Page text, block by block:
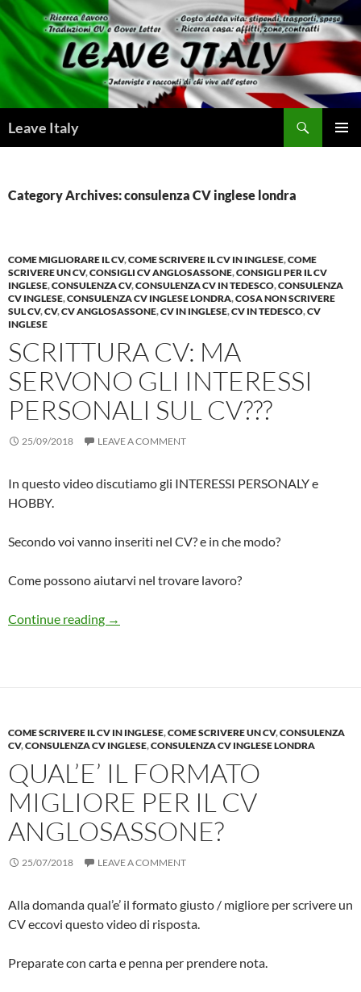
Skip
to
content
Leave Italy
Category Archives: consulenza CV inglese londra
COME MIGLIORARE IL CV,COME SCRIVERE IL CV IN INGLESE,COME
SCRIVERE UN CV,CONSIGLI CV ANGLOSASSONE,CONSIGLI PER IL CV
INGLESE,CONSULENZA CV,CONSULENZA CV IN TEDESCO,CONSULENZA
CV INGLESE,CONSULENZA CV INGLESE LONDRA,COSA NON SCRIVERE
SUL CV,CV,CV ANGLOSASSONE,CV IN INGLESE,CV IN TEDESCO,CV
INGLESE
SCRITTURA CV: MA
SERVONO GLI INTERESSI
PERSONALI SUL CV???
25/09/2018 LEAVE A COMMENT
In questo video discutiamo gli INTERESSI PERSONALY e
HOBBY.
Secondo voi vanno inseriti nel CV? e in che modo?
Come possono aiutarvi nel trovare lavoro?
Continue reading Scrittura CV: ma servono gli INTERESSI
→
COME SCRIVERE IL CV IN INGLESE,COME SCRIVERE UN CV,CONSULENZA
CV,CONSULENZA CV INGLESE,CONSULENZA CV INGLESE LONDRA
QUAL’E’ IL FORMATO
MIGLIORE PER IL CV
ANGLOSASSONE?
25/07/2018 LEAVE A COMMENT
Alla domanda qual’e’ il formato giusto / migliore per scrivere un
CV eccovi questo video di risposta.
Preparate con carta e penna per prendere nota.